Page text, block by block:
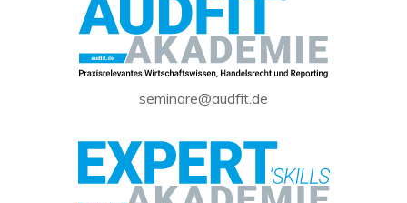
seminare@audfit.de